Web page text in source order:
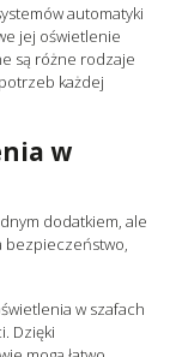
automatyki
jej oświetlenie
są różne rodzaje
każdej
w
dodatkiem, ale
bezpieczeństwo,
w szafach
Dzięki